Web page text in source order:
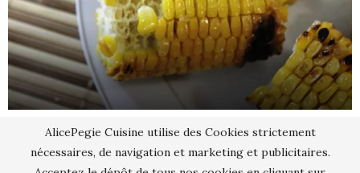
Maïs grillé au beurre
AlicePegie Cuisine utilise des Cookies strictement
nécessaires, de navigation et marketing et publicitaires.